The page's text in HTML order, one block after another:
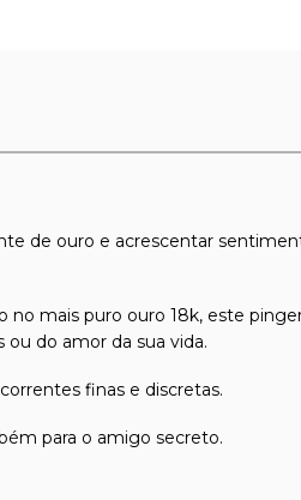
de ouro e acrescentar
no mais puro ouro 18k, este
do amor da sua vida.
finas e discretas.
para o amigo secreto.